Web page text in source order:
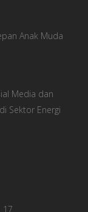
Anak Muda
Media dan
Sektor Energi
17